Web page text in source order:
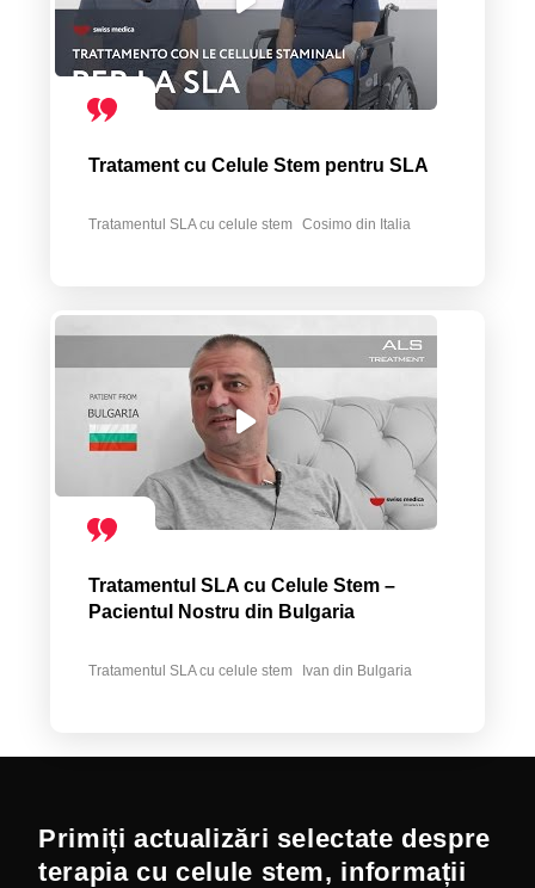
Tratament cu Celule Stem pentru SLA
Tratamentul SLA cu celule stem Cosimo din Italia
Tratamentul SLA cu Celule Stem –
Pacientul Nostru din Bulgaria
Tratamentul SLA cu celule stem Ivan din Bulgaria
Primiți actualizări selectate despre
terapia cu celule stem, informații